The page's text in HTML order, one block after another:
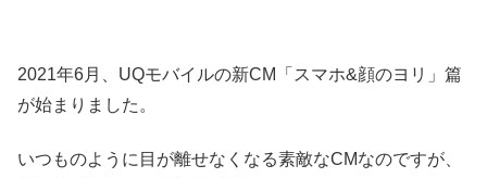
2021年6月、UQモバイルの新CM「スマホ&顔のヨリ」篇
が始まりました。
いつものように目が離せなくなる素敵なCMなのですが、